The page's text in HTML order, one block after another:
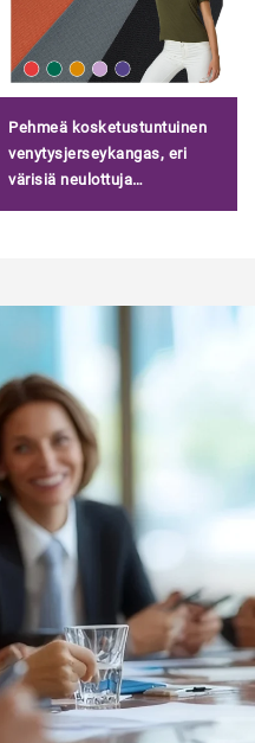
Pehmeä kosketustuntuinen
venytysjerseykangas, eri
värisiä neulottuja